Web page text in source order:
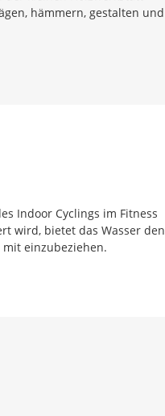
hämmern, gestalten und
Indoor Cyclings im Fitness
wird, bietet das Wasser den
einzubeziehen.